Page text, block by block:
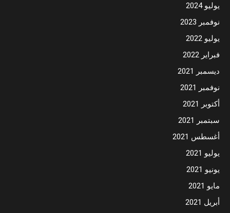
يوليو 2024
نوفمبر 2023
يوليو 2022
فبراير 2022
ديسمبر 2021
نوفمبر 2021
أكتوبر 2021
سبتمبر 2021
أغسطس 2021
يوليو 2021
يونيو 2021
مايو 2021
أبريل 2021